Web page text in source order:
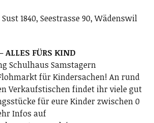
1840, Seestrasse 90, Wädenswil
ALLES FÜRS KIND
Schulhaus Samstagern
für Kindersachen! An rund
Verkaufstischen findet ihr viele gut
für eure Kinder zwischen 0
Infos auf